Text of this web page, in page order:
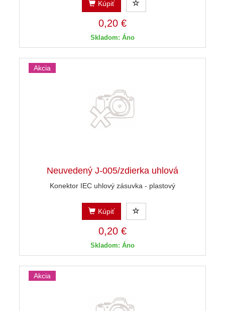
Kúpiť
0,20 €
Skladom: Áno
Akcia
Neuvedený J-005/zdierka uhlová
Konektor IEC uhlový zásuvka - plastový
Kúpiť
0,20 €
Skladom: Áno
Akcia